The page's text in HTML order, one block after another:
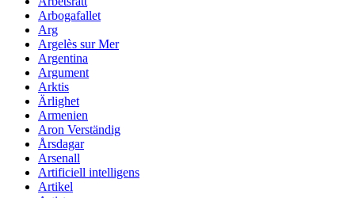
Arbogafallet
Arg
Argelès sur Mer
Argentina
Argument
Arktis
Ärlighet
Armenien
Aron Verständig
Årsdagar
Arsenall
Artificiell intelligens
Artikel